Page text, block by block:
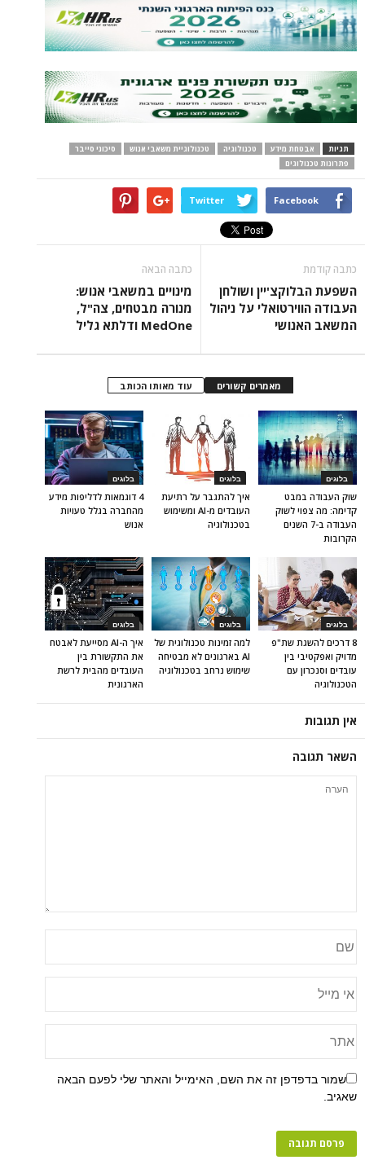
תגיות אבטחת מידע טכנולוגיה טכנולוגיית משאבי אנוש
סיכוני סייבר
פתרונות טכנולוגים
Facebook
Twitter
כתבה קודמת
השפעת הבלוקצ'יין ושולחן
העבודה הווירטואלי על ניהול
המשאב האנושי
כתבה הבאה
מינויים במשאבי אנוש:
מנורה מבטחים, צה"ל,
MedOne ודלתא גליל
מאמרים קשורים עוד מאותו הכותב
בלוגים
4 דוגמאות לדליפות מידע
מהחברה בגלל טעויות
אנוש
בלוגים
איך להתגבר על רתיעת
העובדים מ-AI ומשימוש
בטכנולוגיה
בלוגים
שוק העבודה במבט
קדימה: מה צפוי לשוק
העבודה ב-7 השנים
הקרובות
בלוגים
איך ה-AI מסייעת לאבטח
את התקשורת בין
העובדים מהבית לרשת
הארגונית
בלוגים
למה זמינות טכנולוגית של
AI בארגונים לא מבטיחה
שימוש נרחב בטכנולוגיה
בלוגים
8 דרכים להשגת שת"פ
מדויק ואפקטיבי בין
עובדים וסנכרון עם
הטכנולוגיה
אין תגובות
השאר תגובה
שמור בדפדפן זה את השם, האימייל והאתר שלי לפעם הבאה
שאגיב.